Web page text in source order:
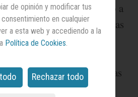
ver con lo que ha llevado a
inquieta y a probar tantas
estos años: la
las ventajas de cumplir
atrás, interpretar lo que has
a todo. Y
de opinión y modificar tus
en cualquier
a esta web y accediendo a la
Política de Cookies.
Rechazar todo